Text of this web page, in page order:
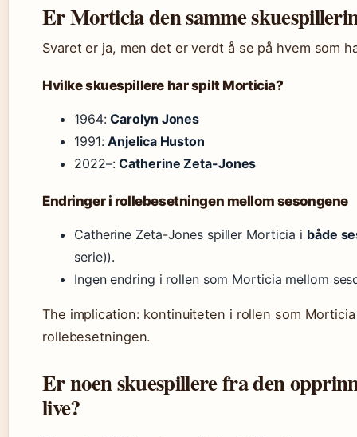
Er Morticia den samme
Svaret er ja, men det er verdt å se på hvem som
Hvilke skuespillere har spilt Morticia?
1964:Carolyn Jones
1991:Anjelica Huston
2022–:Catherine Zeta-Jones
Endringer i rollebesetningen mellom sesongene
Catherine Zeta-Jones spiller Morticia i både
serie)).
Ingen endring i rollen som Morticia mellom
The implication: kontinuiteten i rollen som
rollebesetningen.
Er noen skuespillere fra den
live?